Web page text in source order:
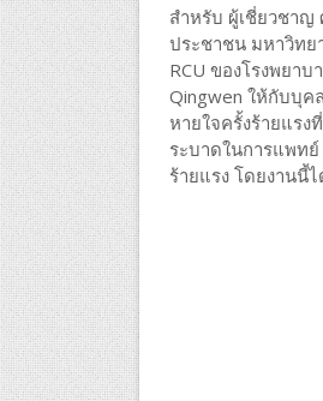
สำหรับ ผู้เชี่ยวชาญ
ประชาชน มหาวิทย
RCU ของโรงพยา
Qingwen ให้กับบุค
หายใจครั้งร้ายแร
ระบาดในการแพท
ร้ายแรง โดยงานนี้